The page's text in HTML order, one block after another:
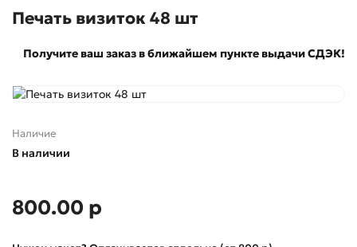
Печать визиток 48 шт
Получите ваш заказ в ближайшем пункте выдачи СДЭК!
Наличие
В наличии
800.00 р